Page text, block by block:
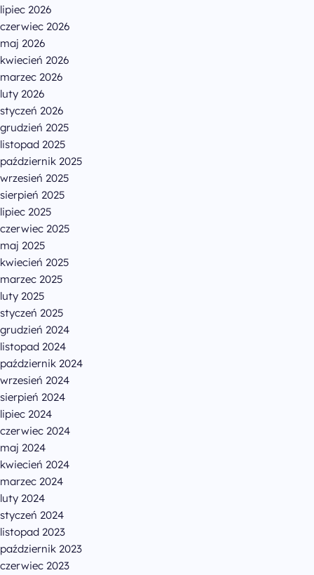
lipiec 2026
czerwiec 2026
maj 2026
kwiecień 2026
marzec 2026
luty 2026
styczeń 2026
grudzień 2025
listopad 2025
październik 2025
wrzesień 2025
sierpień 2025
lipiec 2025
czerwiec 2025
maj 2025
kwiecień 2025
marzec 2025
luty 2025
styczeń 2025
grudzień 2024
listopad 2024
październik 2024
wrzesień 2024
sierpień 2024
lipiec 2024
czerwiec 2024
maj 2024
kwiecień 2024
marzec 2024
luty 2024
styczeń 2024
listopad 2023
październik 2023
czerwiec 2023